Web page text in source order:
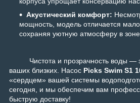
Акустический комфорт:
мощность, модель отличается
сохраняя уютную атмосферу в
Чистота и прозрачность воды —
ваших близких. Насос Picks Swim S1
«сердцем» вашей системы
сегодня, и мы обеспечим вам
быструю доставку!